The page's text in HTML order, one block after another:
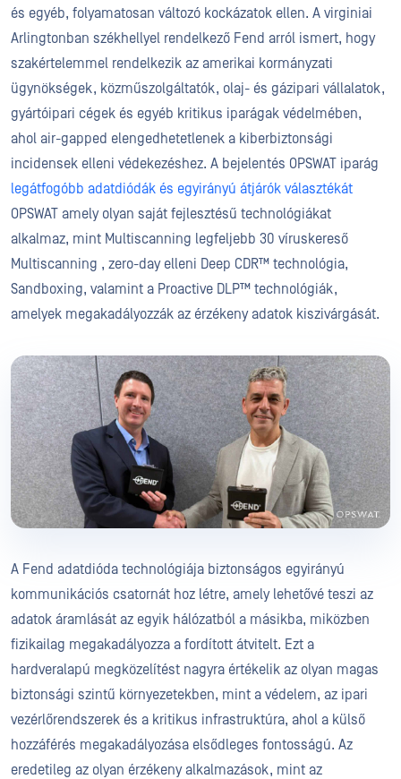
és egyéb, folyamatosan változó kockázatok ellen. A virginiai
Arlingtonban székhellyel rendelkező Fend arról ismert, hogy
szakértelemmel rendelkezik az amerikai kormányzati
ügynökségek, közműszolgáltatók, olaj- és gázipari vállalatok,
gyártóipari cégek és egyéb kritikus iparágak védelmében,
ahol air-gapped elengedhetetlenek a kiberbiztonsági
incidensek elleni védekezéshez. A bejelentés OPSWAT iparág
legátfogóbb adatdiódák és egyirányú átjárók választékát
OPSWAT amely olyan saját fejlesztésű technológiákat
alkalmaz, mint Multiscanning legfeljebb 30 víruskereső
Multiscanning , zero-day elleni Deep CDR™ technológia,
Sandboxing, valamint a Proactive DLP™ technológiák,
amelyek megakadályozzák az érzékeny adatok kiszivárgását.
A Fend adatdióda technológiája biztonságos egyirányú
kommunikációs csatornát hoz létre, amely lehetővé teszi az
adatok áramlását az egyik hálózatból a másikba, miközben
fizikailag megakadályozza a fordított átvitelt. Ezt a
hardveralapú megközelítést nagyra értékelik az olyan magas
biztonsági szintű környezetekben, mint a védelem, az ipari
vezérlőrendszerek és a kritikus infrastruktúra, ahol a külső
hozzáférés megakadályozása elsődleges fontosságú. Az
eredetileg az olyan érzékeny alkalmazások, mint az